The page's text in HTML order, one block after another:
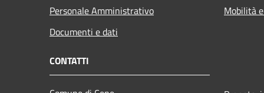
Personale Amministrativo
Documenti e dati
Mobilità
CONTATTI